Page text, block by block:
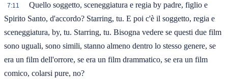
7:11
Quello soggetto, sceneggiatura e regia by padre, figlio e
Spirito Santo, d'accordo? Starring, tu. E poi c'è il soggetto, regia e
sceneggiatura, by, tu. Starring, tu. Bisogna vedere se questi due film
sono uguali, sono simili, stanno almeno dentro lo stesso genere, se
era un film dell'orrore, se era un film drammatico, se era un film
comico, colarsi pure, no?